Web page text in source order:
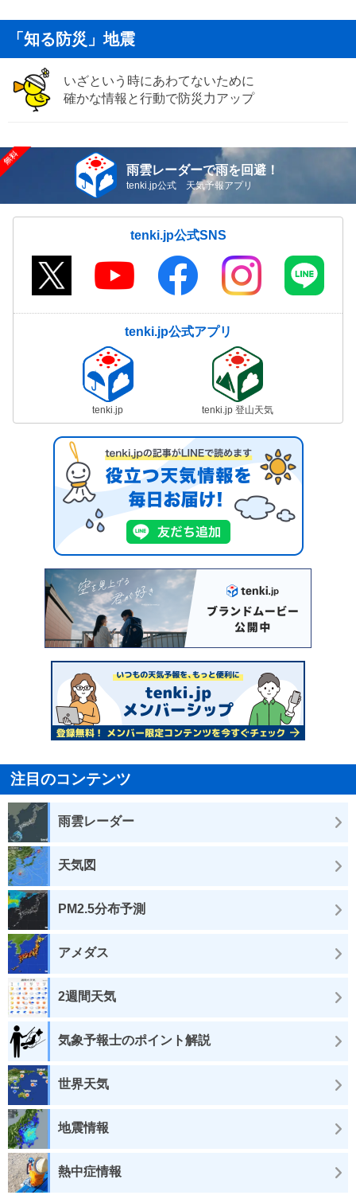
「知る防災」地震
いざという時にあわてないために
確かな情報と行動で防災力アップ
雨雲レーダーで雨を回避！
tenki.jp公式 天気予報アプリ
tenki.jp公式SNS
tenki.jp公式アプリ
tenki.jp tenki.jp 登山天気
注目のコンテンツ
雨雲レーダー
天気図
PM2.5分布予測
アメダス
2週間天気
気象予報士のポイント解説
世界天気
地震情報
熱中症情報